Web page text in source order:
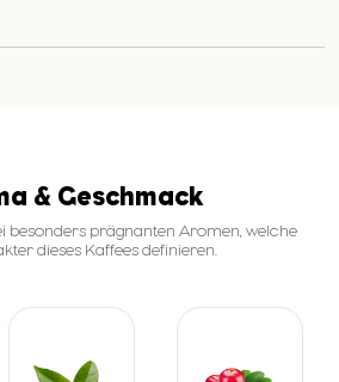
& Geschmack
besonders prägnanten Aromen, welche
dieses Kaffees definieren.